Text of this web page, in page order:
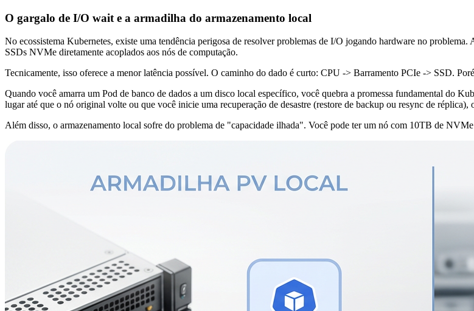
O gargalo de I/O wait e a armadilha do armazenamento local
No ecossistema Kubernetes, existe uma tendência perigosa de resolver problemas de I/O jogando hardware no
SSDs NVMe diretamente acoplados aos nós de computação.
Tecnicamente, isso oferece a menor latência possível. O caminho do dado é curto: CPU -> Barramento PCIe -> SSD.
Quando você amarra um Pod de banco de dados a um disco local específico, você quebra a promessa fundamental do
lugar até que o nó original volte ou que você inicie uma recuperação de desastre (restore de backup ou resync de réplica),
Além disso, o armazenamento local sofre do problema de "capacidade ilhada". Você pode ter um nó com 10TB de